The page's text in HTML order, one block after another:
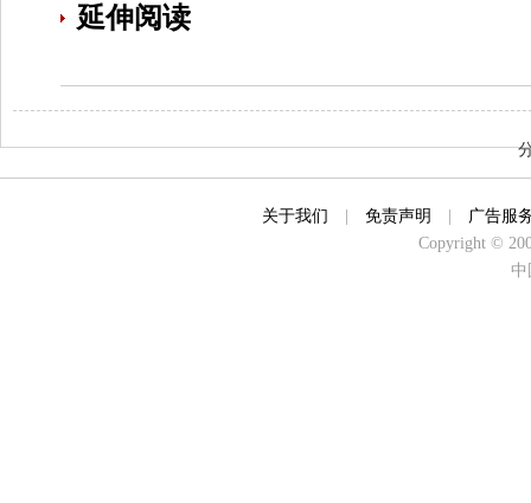
延伸阅读
关于我们 免责声明
广告服
Copyright ©